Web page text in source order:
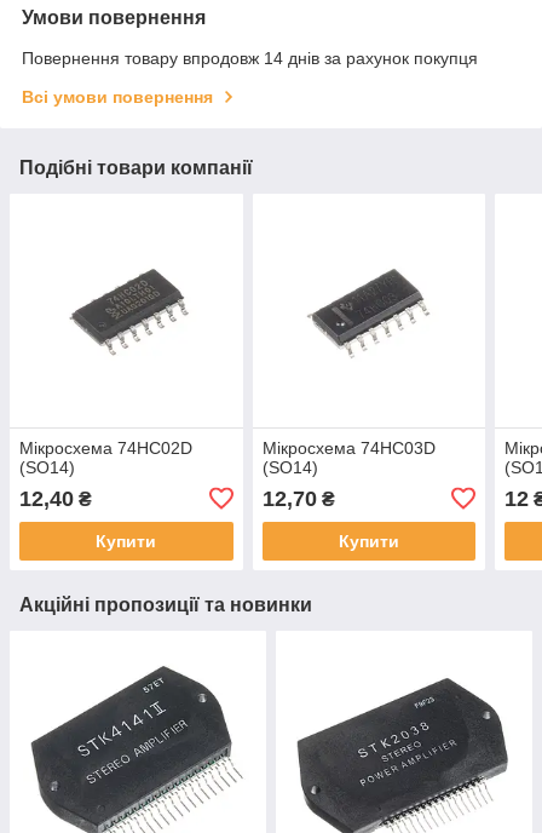
Умови повернення
Повернення товару впродовж 14 днів за рахунок покупця
Всі умови повернення
Подібні товари компанії
Мікросхема 74HC02D
(SO14)
12,40 ₴
Купити
Мікросхема 74HC03D
(SO14)
12,70₴
Купити
12
Акційні пропозиції та новинки